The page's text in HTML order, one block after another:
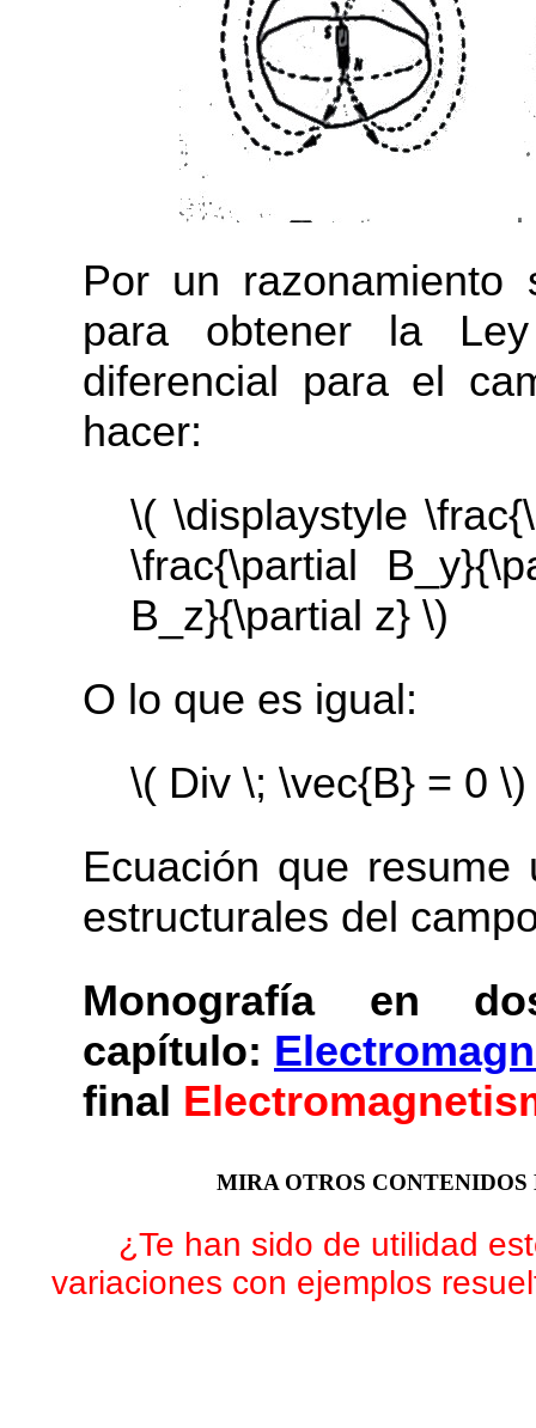
Por un razonamiento
para obtener la
diferencial para el
hacer:
\( \displaystyle
\frac{\partial
B_z}{\partial z} \)
O lo que es igual:
\( Div \; \vec{B} = 0 \)
Ecuación que
estructurales del
Monografía en
capítulo:
final
MIRA OTROS
¿Te han sido de utilidad
variaciones con ejemplos